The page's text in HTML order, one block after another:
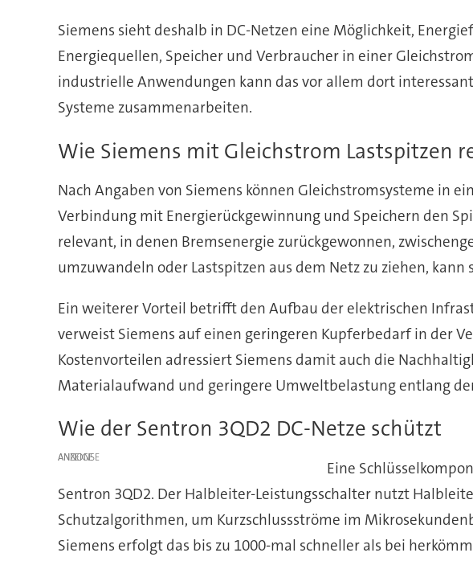
Siemens sieht deshalb in DC-Netzen eine Möglichkeit,
Energiequellen, Speicher und Verbraucher in einer
industrielle Anwendungen kann das vor allem dort
Systeme zusammenarbeiten.
Wie Siemens mit Gleichstrom Lastspitzen
Nach Angaben von Siemens können Gleichstromsysteme in
Verbindung mit Energierückgewinnung und Speichern den
relevant, in denen Bremsenergie zurückgewonnen,
umzuwandeln oder Lastspitzen aus dem Netz zu ziehen,
Ein weiterer Vorteil betrifft den Aufbau der elektrischen
verweist Siemens auf einen geringeren Kupferbedarf in der
Kostenvorteilen adressiert Siemens damit auch die
Materialaufwand und geringere Umweltbelastung entlang
Wie der Sentron 3QD2 DC-Netze schützt
ANZEIGE
Eine
Sentron 3QD2. Der Halbleiter-Leistungsschalter nutzt
Schutzalgorithmen, um Kurzschlussströme im
Siemens erfolgt das bis zu 1000-mal schneller als bei